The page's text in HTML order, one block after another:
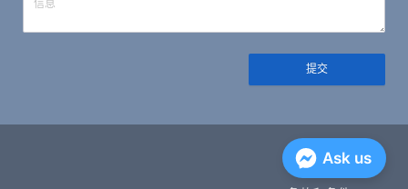
提交
隐私政策
Ask us